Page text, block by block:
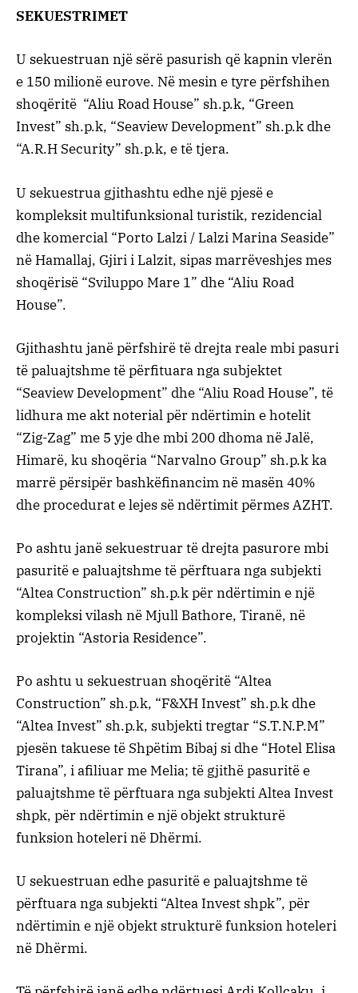
SEKUESTRIMET
U sekuestruan një sërë pasurish që kapnin vlerën
e 150 milionë eurove. Në mesin e tyre përfshihen
shoqëritë “Aliu Road House” sh.p.k, “Green
Invest” sh.p.k, “Seaview Development” sh.p.k dhe
“A.R.H Security” sh.p.k, e të tjera.
U sekuestrua gjithashtu edhe një pjesë e
kompleksit multifunksional turistik, rezidencial
dhe komercial “Porto Lalzi / Lalzi Marina Seaside”
në Hamallaj, Gjiri i Lalzit, sipas marrëveshjes mes
shoqërisë “Sviluppo Mare 1” dhe “Aliu Road
House”.
Gjithashtu janë përfshirë të drejta reale mbi pasuri
të paluajtshme të përfituara nga subjektet
“Seaview Development” dhe “Aliu Road House”, të
lidhura me akt noterial për ndërtimin e hotelit
“Zig-Zag” me 5 yje dhe mbi 200 dhoma në Jalë,
Himarë, ku shoqëria “Narvalno Group” sh.p.k ka
marrë përsipër bashkëfinancim në masën 40%
dhe procedurat e lejes së ndërtimit përmes AZHT.
Po ashtu janë sekuestruar të drejta pasurore mbi
pasuritë e paluajtshme të përftuara nga subjekti
“Altea Construction” sh.p.k për ndërtimin e një
kompleksi vilash në Mjull Bathore, Tiranë, në
projektin “Astoria Residence”.
Po ashtu u sekuestruan shoqëritë “Altea
Construction” sh.p.k, “F&XH Invest” sh.p.k dhe
“Altea Invest” sh.p.k, subjekti tregtar “S.T.N.P.M”
pjesën takuese të Shpëtim Bibaj si dhe “Hotel Elisa
Tirana”, i afiliuar me Melia; të gjithë pasuritë e
paluajtshme të përftuara nga subjekti Altea Invest
shpk, për ndërtimin e një objekt strukturë
funksion hoteleri në Dhërmi.
U sekuestruan edhe pasuritë e paluajtshme të
përftuara nga subjekti “Altea Invest shpk”, për
ndërtimin e një objekt strukturë funksion hoteleri
në Dhërmi.